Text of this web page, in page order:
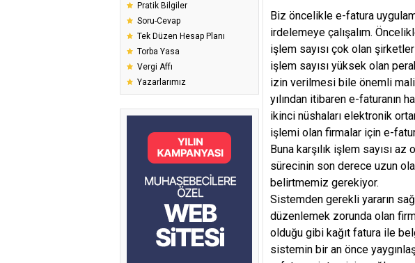
Pratik Bilgiler
Soru-Cevap
Tek Düzen Hesap Planı
Torba Yasa
Vergi Affı
Yazarlarımız
Biz öncelikle e-fatura
irdelemeye çalışalım.
işlem sayısı çok olan
işlem sayısı yüksek olan
izin verilmesi bile önemli
yılından itibaren e-faturanın
ikinci nüshaları elektronik
işlemi olan firmalar için e-
Buna karşılık işlem sayısı
sürecinin son derece uzun
belirtmemiz gerekiyor.
Sistemden gerekli yararın
düzenlemek zorunda olan
olduğu gibi kağıt fatura ile
sistemin bir an önce